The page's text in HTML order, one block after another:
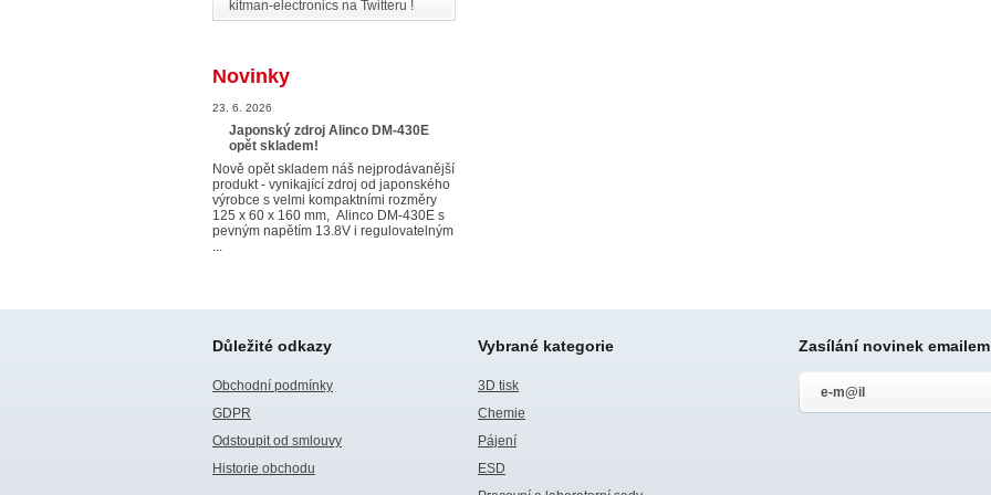
kitman-electronics na Twitteru !
Novinky
23. 6. 2026
Japonský zdroj Alinco DM-430E
opět skladem!
Nově opět skladem náš nejprodávanější
produkt - vynikající zdroj od japonského
výrobce s velmi kompaktními rozměry
125 x 60 x 160 mm, Alinco DM-430E s
pevným napětím 13.8V i regulovatelným
...
Důležité odkazy
Obchodní podmínky
GDPR
Odstoupit od smlouvy
Historie obchodu
Vybrané kategorie
3D tisk
Chemie
Pájení
ESD
Zasílání novinek emailem